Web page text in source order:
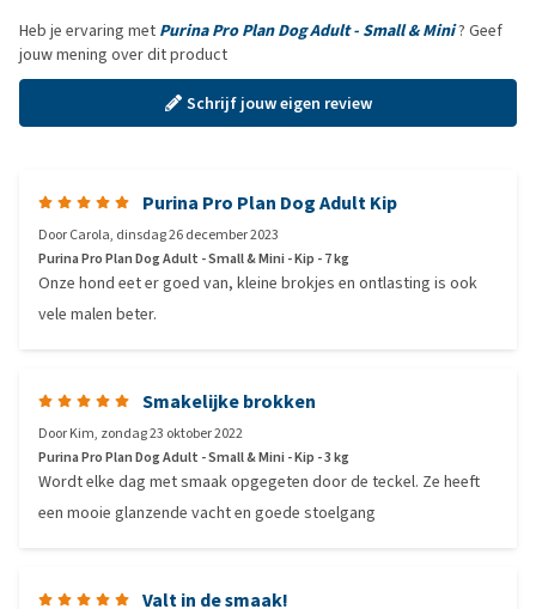
Heb je ervaring met Purina Pro Plan Dog Adult - Small & Mini? Geef
jouw mening over dit product
Schrijf jouw eigen review
Purina Pro Plan Dog Adult Kip
DoorCarola, dinsdag 26 december 2023
Purina Pro Plan Dog Adult - Small & Mini - Kip - 7 kg
Onze hond eet er goed van, kleine brokjes en ontlasting is ook
vele malen beter.
Smakelijke brokken
DoorKim, zondag 23 oktober 2022
Purina Pro Plan Dog Adult - Small & Mini - Kip - 3 kg
Wordt elke dag met smaak opgegeten door de teckel. Ze heeft
een mooie glanzende vacht en goede stoelgang
Valt in de smaak!